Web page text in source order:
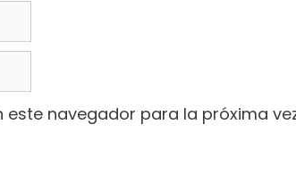
navegador para la próxima